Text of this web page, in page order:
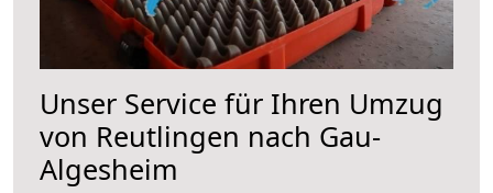
Unser Service für Ihren Umzug
von Reutlingen nach Gau-
Algesheim